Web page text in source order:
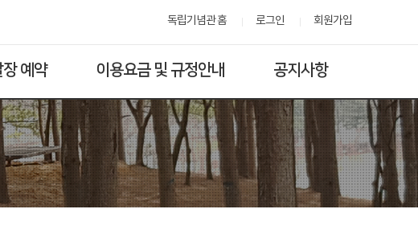
독립기념관 홈 로그인 회원가입
장 예약 이용요금 및 규정안내 공지사항